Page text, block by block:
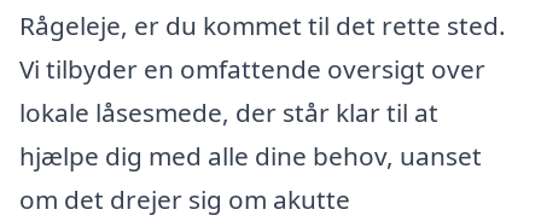
Rågeleje, er du kommet til det rette sted.
Vi tilbyder en omfattende oversigt over
lokale låsesmede, der står klar til at
hjælpe dig med alle dine behov, uanset
om det drejer sig om akutte